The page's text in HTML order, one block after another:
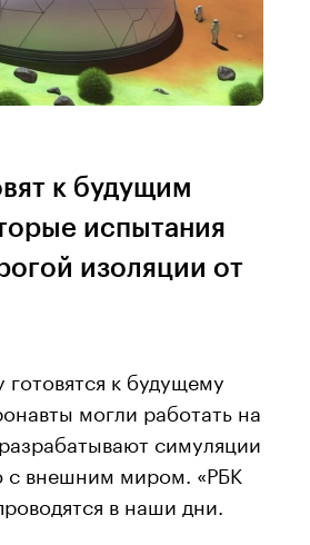
к будущим
испытания
изоляции от
к будущему
могли работать на
симуляции
с внешним миром. «РБК
в наши дни.